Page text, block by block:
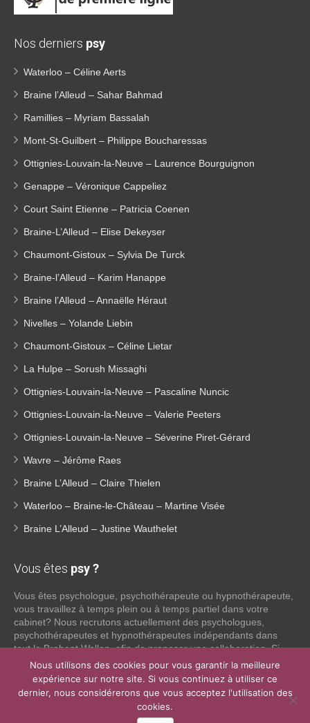
Nos derniers psy
Waterloo – Céline Aerts
Braine l’Alleud – Sahar Bahmad
Ramillies – Myriam Bassalah
Mont-St-Guilbert – Philippe Boucharessas
Ottignies-Louvain-la-Neuve – Laurence Bourguignon
Genappe – Véronique Cappeliez
Court Saint Etienne – Patricia Coenen
Braine-L’Alleud – Elise Dekeyser
Chaumont-Gistoux – Sylvia De Turck
Braine-l’Alleud – Karim Hanappe
Braine l’Alleud – Annaëlle Héraut
Nivelles – Yolande Liebin
Chaumont-Gistoux – Céline Lietar
La Hulpe – Sorush Missaghi
Ottignies-Louvain-la-Neuve – Pascaline Nuncic
Ottignies-Louvain-la-Neuve – Valerie Peeters
Ottignies-Louvain-la-Neuve – Séverine Piret-Gérard
Wavre – Jérôme Raes
Braine L’Alleud – Claire Thielen
Waterloo – Braine-le-Château – Martine Visée
Braine L’Alleud – Justine Wauthelet
Vous êtes psy ?
Vous êtes psychologue, psychothérapeute ou hypnothérapeute,
vous travaillez à temps plein ou à temps partiel dans votre
cabinet? Nous recrutons actuellement des psychologues,
psychothérapeutes et hypnothérapeutes indépendants dans
tout le Brabant Wallon, afin de proposer une collaboration. Si
vous souhaitez obtenir plus d’informations sur ce que nous
pouvons faire pour vous en tant que psy indépendant, n’hésitez
pas à nous contacter:
Lire la suite
Nous utilisons des cookies pour vous garantir la meilleure
expérience sur notre site. Si vous continuez à utiliser ce
dernier, nous considérerons que vous acceptez l'utilisation des
cookies.